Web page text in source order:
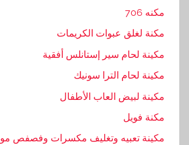
مكنه 706
مكنة لغلق عبوات الكريمات
مكينة لحام سير إستانلس أفقية
مكينة لحام الترا سونيك
مكينة لبيض العاب الأطفال
مكنة فويل
مكينة تعبيه وتغليف مكسرات وفصفص موديل